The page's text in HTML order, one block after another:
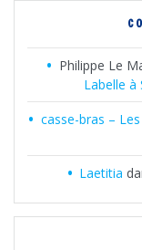
Philippe Le
Labelle à
casse-bras –
Laetitia